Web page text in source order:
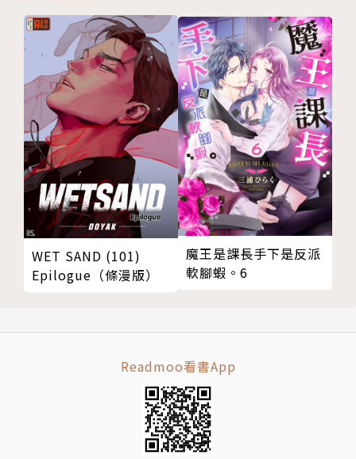
WET SAND (101)
Epilogue（條漫版）
魔王是課長手下是反派
軟腳蝦。6
Readmoo看書App